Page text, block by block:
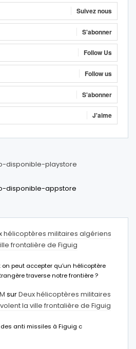
Suivez nous
S'abonner
Follow Us
Follow us
S'abonner
J'aime
hélicoptères militaires algériens
frontalière de Figuig
peut accepter qu’un hélicoptère
traverse notre frontière ?
surDeux hélicoptères militaires
la ville frontalière de Figuig
anti missiles à Figuig c